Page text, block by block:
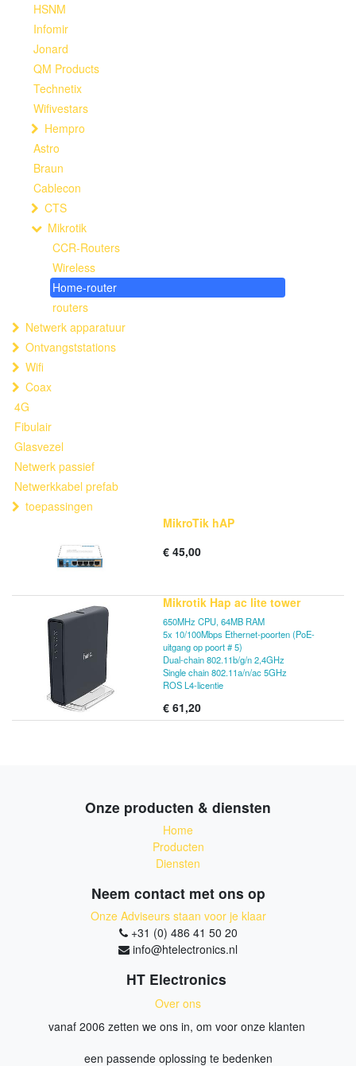
HSNM
Infomir
Jonard
QM Products
Technetix
Wifivestars
Hempro
Astro
Braun
Cablecon
CTS
Mikrotik
CCR-Routers
Wireless
Home-router
routers
Netwerk apparatuur
Ontvangststations
Wifi
Coax
4G
Fibulair
Glasvezel
Netwerk passief
Netwerkkabel prefab
toepassingen
MikroTik hAP
€ 45,00
Mikrotik Hap ac lite tower
650MHz CPU, 64MB RAM
5x 10/100Mbps Ethernet-poorten (PoE-
uitgang op poort # 5)
Dual-chain 802.11b/g/n 2,4GHz
Single chain 802.11a/n/ac 5GHz
ROS L4-licentie
€ 61,20
Onze producten & diensten
Home
Producten
Diensten
Neem contact met ons op
Onze Adviseurs staan voor je klaar
+31 (0) 486 41 50 20
info@htelectronics.nl
HT Electronics
Over ons
vanaf 2006 zetten we ons in, om voor onze klanten
een passende oplossing te bedenken